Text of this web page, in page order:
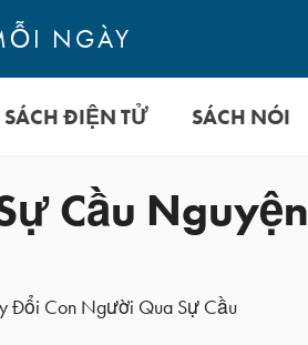
NGÀY
SÁCH ĐIỆN TỬ SÁCH NÓI
Cầu Nguyện